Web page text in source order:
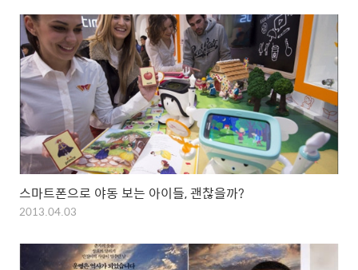
스마트폰으로 야동 보는 아이들, 괜찮을까?
2013.04.03